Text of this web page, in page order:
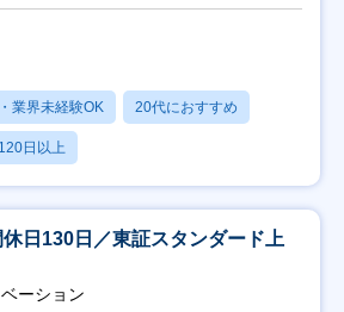
業界未経験OK 20代におすすめ
日以上
休日130日／東証スタンダード上
ーション